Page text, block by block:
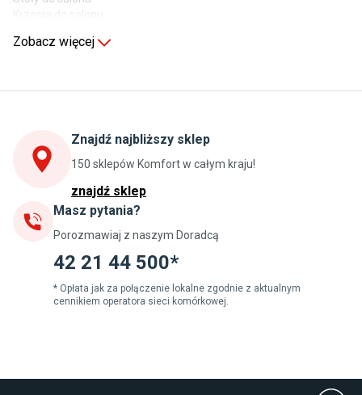
Stoły do kuchni
Szafki kuchenne wiszące (górne)
Szafki pod zlewozmywak
Blaty kuchenne laminowane
Jadalnia
Stoły do jadalni
Krzesła do jadalni
Dywany szare
Lampy w stylu loftowym
Lampy wiszące do jadalni
Zobacz więcej
Znajdź najbliższy sklep
150 sklepów Komfort w całym kraju!
znajdź sklep
Masz pytania?
Porozmawiaj z naszym Doradcą
42 21 44 500*
* Opłata jak za połączenie lokalne zgodnie z aktualnym
cennikiem operatora sieci komórkowej.